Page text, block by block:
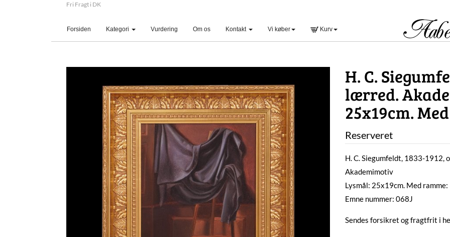
Fri Fragt i DK
Forsiden (current)Kategori Vurdering Om os Kontakt Vi køber Kurv
H. C.
lærred.
25x19cm.
Reserveret
H. C. Siegumfeldt, 1833-1912,
Akademimotiv
Lysmål: 25x19cm. Med
Emne nummer: 068J
Sendes forsikret og fragtfrit i